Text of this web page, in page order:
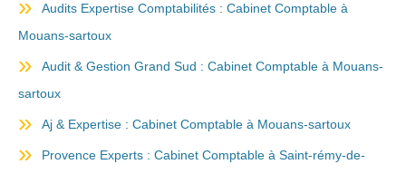
Audits Expertise Comptabilités : Cabinet Comptable à
Mouans-sartoux
Audit & Gestion Grand Sud : Cabinet Comptable à Mouans-
sartoux
Aj & Expertise : Cabinet Comptable à Mouans-sartoux
Provence Experts : Cabinet Comptable à Saint-rémy-de-